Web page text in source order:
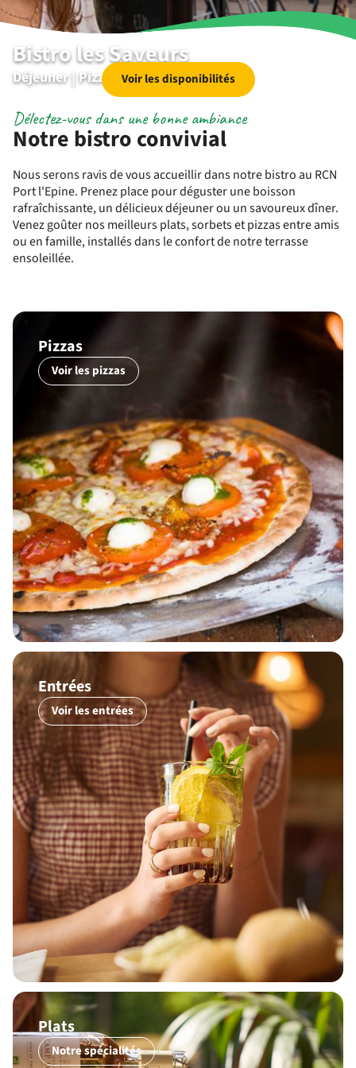
Bistro les Saveurs
Déjeuner | Pizza | Dîner | Dessert
Voir les disponibilités
Notre bistro convivial
Délectez-vous dans une bonne ambiance
Nous serons ravis de vous accueillir dans notre bistro au RCN
Port l'Epine. Prenez place pour déguster une boisson
rafraîchissante, un délicieux déjeuner ou un savoureux dîner.
Venez goûter nos meilleurs plats, sorbets et pizzas entre amis
ou en famille, installés dans le confort de notre terrasse
ensoleillée.
Pizzas
Voir les pizzas
Entrées
Voir les entrées
Plats
Notre spécialités